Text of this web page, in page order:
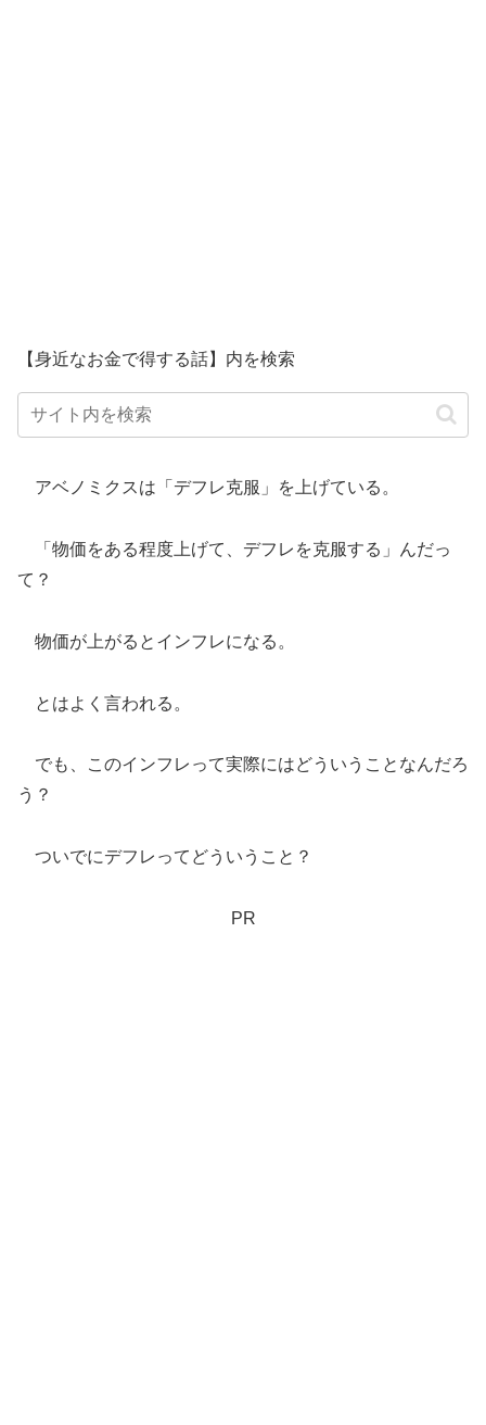
【身近なお金で得する話】内を検索
アベノミクスは「デフレ克服」を上げている。
「物価をある程度上げて、デフレを克服する」んだっ
て？
物価が上がるとインフレになる。
とはよく言われる。
でも、このインフレって実際にはどういうことなんだろ
う？
ついでにデフレってどういうこと？
PR